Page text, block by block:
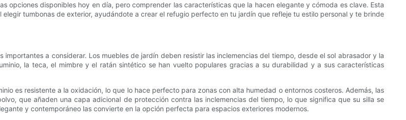
opciones disponibles hoy en día, pero comprender las características que la hacen elegante y cómoda es clave. Esta
tumbonas de exterior, ayudándote a crear el refugio perfecto en tu jardín que refleje tu estilo personal y te brinde
a considerar. Los muebles de jardín deben resistir las inclemencias del tiempo, desde el sol abrasador y la
la teca, el mimbre y el ratán sintético se han vuelto populares gracias a su durabilidad y a sus características
es resistente a la oxidación, lo que lo hace perfecto para zonas con alta humedad o entornos costeros. Además, las
que añaden una capa adicional de protección contra las inclemencias del tiempo, lo que significa que su silla se
y contemporáneo las convierte en la opción perfecta para espacios exteriores modernos.